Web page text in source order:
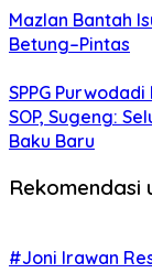
Mazlan Bantah
Betung–Pintas
SPPG
SOP, Sugeng:
Baku Baru
Rekomendasi
#Joni Irawan